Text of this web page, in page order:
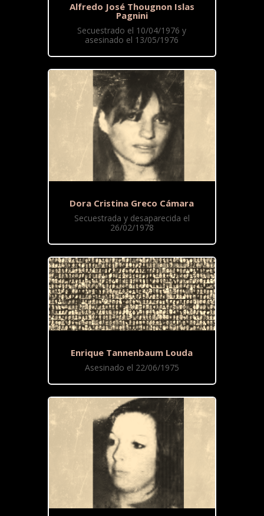
Alfredo José Thougnon Islas
Pagnini
Secuestrado el 10/04/1976 y
asesinado el 13/05/1976
Dora Cristina Greco Cámara
Secuestrada y desaparecida el
26/02/1978
Enrique Tannenbaum Louda
Asesinado el 22/06/1975